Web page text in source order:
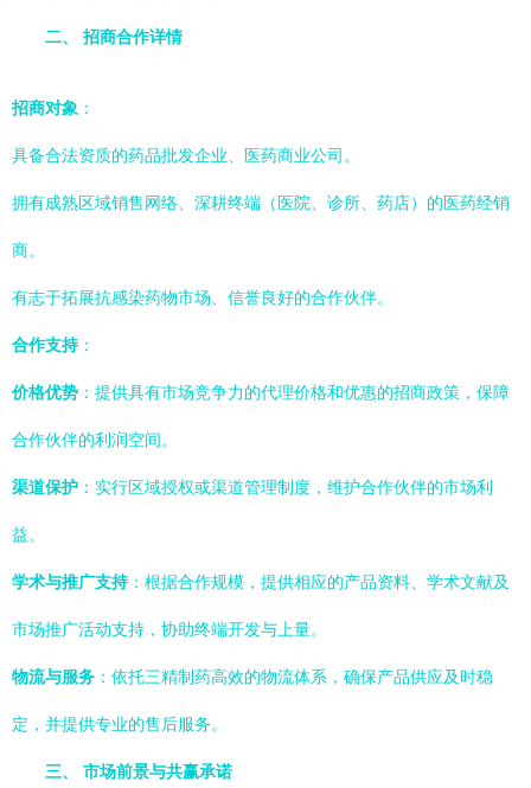
二、 招商合作详情
招商对象 ：
具备合法资质的药品批发企业、医药商业公司。
拥有成熟区域销售网络、深耕终端（医院、诊所、药店）的医药经销
商。
有志于拓展抗感染药物市场、信誉良好的合作伙伴。
合作支持：
价格优势 ：提供具有市场竞争力的代理价格和优惠的招商政策，保障
合作伙伴的利润空间。
渠道保护 ：实行区域授权或渠道管理制度，维护合作伙伴的市场利
益。
学术与推广支持：根据合作规模，提供相应的产品资料、学术文献及
市场推广活动支持，协助终端开发与上量。
物流与服务 ：依托三精制药高效的物流体系，确保产品供应及时稳
定，并提供专业的售后服务。
三、 市场前景与共赢承诺